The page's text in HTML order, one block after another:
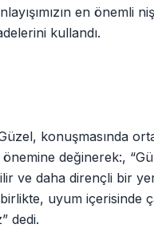
en önemli
kullandı.
konuşmasında
değinerek:,
ve daha dirençli bir
uyum içerisinde
dedi.